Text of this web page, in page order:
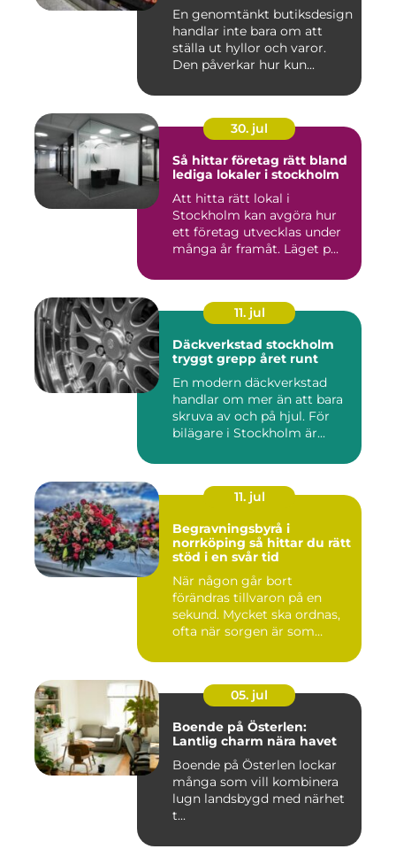
En genomtänkt butiksdesign
handlar inte bara om att
ställa ut hyllor och varor.
Den påverkar hur kun...
30. jul
Så hittar företag rätt bland
lediga lokaler i stockholm
Att hitta rätt lokal i
Stockholm kan avgöra hur
ett företag utvecklas under
många år framåt. Läget p...
11. jul
Däckverkstad stockholm
tryggt grepp året runt
En modern däckverkstad
handlar om mer än att bara
skruva av och på hjul. För
bilägare i Stockholm är...
11. jul
Begravningsbyrå i
norrköping så hittar du rätt
stöd i en svår tid
När någon går bort
förändras tillvaron på en
sekund. Mycket ska ordnas,
ofta när sorgen är som
05. jul
Boende på Österlen:
Lantlig charm nära havet
Boende på Österlen lockar
många som vill kombinera
lugn landsbygd med närhet
t...